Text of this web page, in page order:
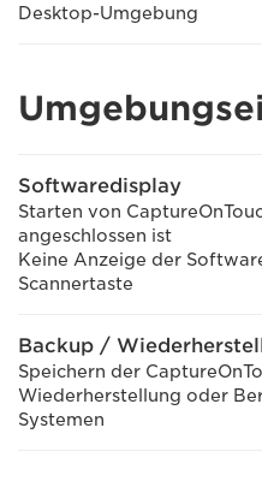
Desktop-Umgebung
Softwaredisplay
Starten von
angeschlossen ist
Keine Anzeige der
Scannertaste
Backup /
Speichern der
Wiederherstellung oder
Systemen